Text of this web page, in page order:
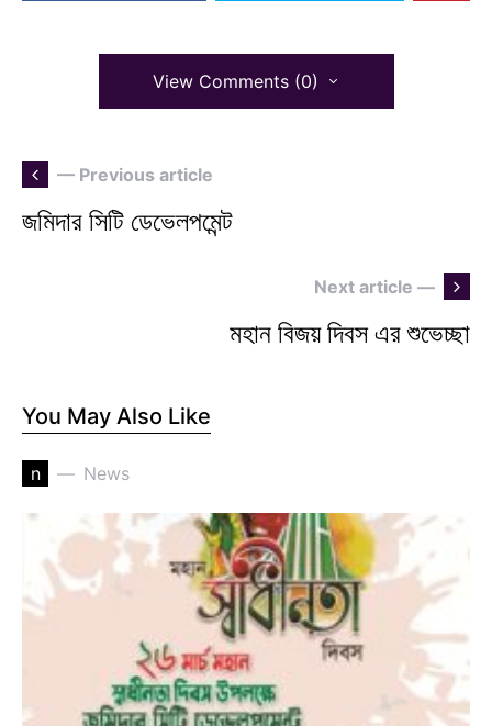
View Comments (0)
— Previous article
জমিদার সিটি ডেভেলপমেন্ট
Next article —
মহান বিজয় দিবস এর শুভেচ্ছা
You May Also Like
n News